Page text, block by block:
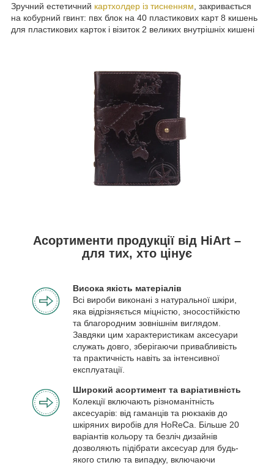
Зручний естетичний картхолдер із тисненням, закривається
на кобурний гвинт: пвх блок на 40 пластикових карт 8 кишень
для пластикових карток і візиток 2 великих внутрішніх кишені
Асортименти продукції від HiArt –
для тих, хто цінує
Висока якість матеріалів
Всі вироби виконані з натуральної шкіри,
яка відрізняється міцністю, зносостійкістю
та благородним зовнішнім виглядом.
Завдяки цим характеристикам аксесуари
служать довго, зберігаючи привабливість
та практичність навіть за інтенсивної
експлуатації.
Широкий асортимент та варіативність
Колекції включають різноманітність
аксесуарів: від гаманців та рюкзаків до
шкіряних виробів для HoReCa. Більше 20
варіантів кольору та безліч дизайнів
дозволяють підібрати аксесуар для будь-
якого стилю та випадку, включаючи